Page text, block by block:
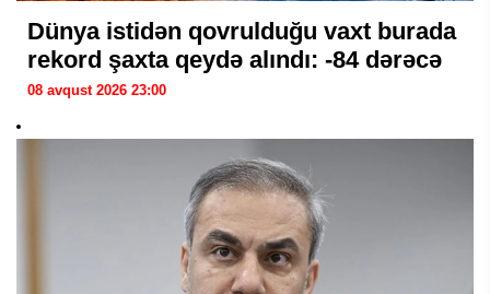
Dünya istidən qovrulduğu vaxt burada
rekord şaxta qeydə alındı: -84 dərəcə
08 avqust 2026 23:00